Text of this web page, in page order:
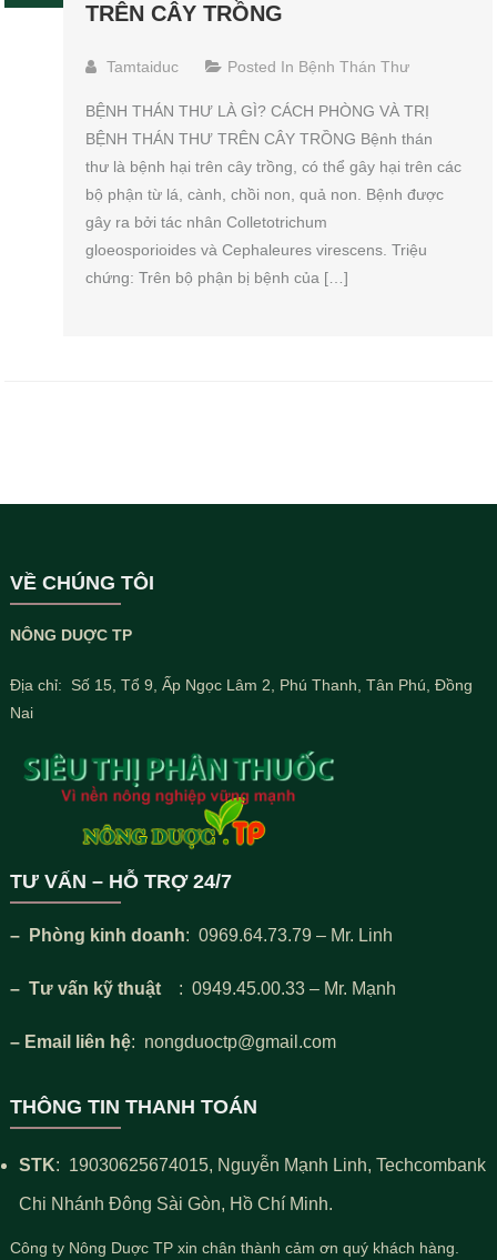
TRÊN CÂY TRỒNG
Tamtaiduc Posted In Bệnh Thán Thư
BỆNH THÁN THƯ LÀ GÌ? CÁCH PHÒNG VÀ TRỊ
BỆNH THÁN THƯ TRÊN CÂY TRỒNG Bệnh thán
thư là bệnh hại trên cây trồng, có thể gây hại trên các
bộ phận từ lá, cành, chồi non, quả non. Bệnh được
gây ra bởi tác nhân Colletotrichum
gloeosporioides và Cephaleures virescens. Triệu
chứng: Trên bộ phận bị bệnh của […]
VỀ CHÚNG TÔI
NÔNG DUỢC TP
Địa chỉ: Số 15, Tổ 9, Ấp Ngọc Lâm 2, Phú Thanh, Tân Phú, Đồng
Nai
TƯ VẤN – HỖ TRỢ 24/7
– Phòng kinh doanh: 0969.64.73.79 – Mr. Linh
– Tư vấn kỹ thuật : 0949.45.00.33 – Mr. Mạnh
– Email liên hệ: nongduoctp@gmail.com
THÔNG TIN THANH TOÁN
STK: 19030625674015, Nguyễn Mạnh Linh, Techcombank
Chi Nhánh Đông Sài Gòn, Hồ Chí Minh.
Công ty Nông Duợc TP xin chân thành cảm ơn quý khách hàng.